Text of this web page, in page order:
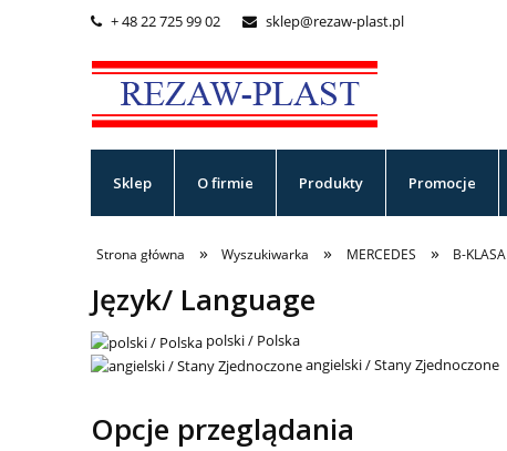
 + 48 22 725 99 02  sklep@rezaw-plast.pl
Sklep O firmie Produkty Promocje
Strona główna » Wyszukiwarka » MERCEDES » B-KLASA
Język/ Language
polski / Polska
angielski / Stany Zjednoczone
Opcje przeglądania